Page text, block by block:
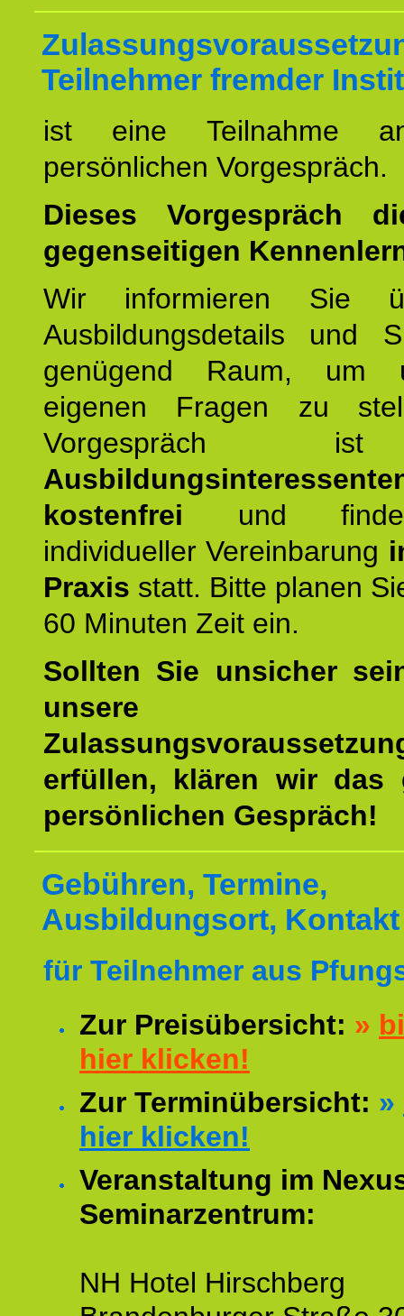
Teilnehmer fremder
ist eine Teilnahme
persönlichen Vorgespräch.
Dieses Vorgespräch
gegenseitigen
Wir informieren Sie
Ausbildungsdetails und
genügend Raum, um
eigenen Fragen zu
kostenfrei und
individueller Vereinbarung
Praxis statt. Bitte planen
60 Minuten Zeit ein.
Sollten Sie unsicher
unsere
erfüllen, klären wir das
persönlichen Gespräch!
Gebühren, Termine,
Ausbildungsort, Kontakt
für Teilnehmer aus
Zur Preisübersicht: »
hier klicken!
Zur Terminübersicht: »
hier klicken!
Veranstaltung im
Seminarzentrum:
NH Hotel Hirschberg